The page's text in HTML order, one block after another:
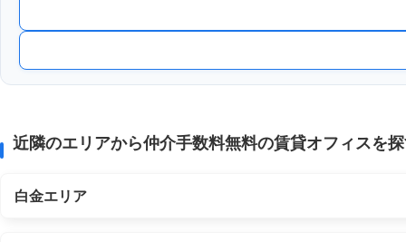
近隣のエリアから仲介手数料無料の賃貸オフィスを
白金エリア